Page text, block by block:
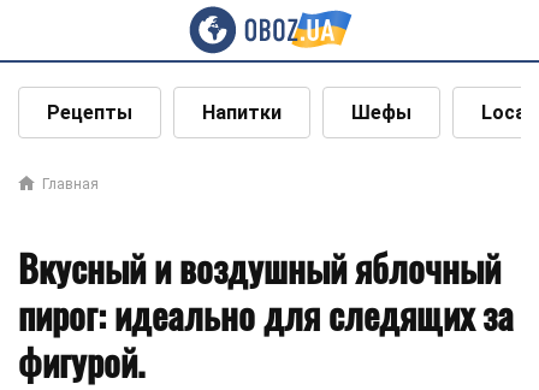
Рецепты Напитки Шефы Local
Главная
Вкусный и воздушный яблочный
пирог: идеально для следящих за
фигурой.